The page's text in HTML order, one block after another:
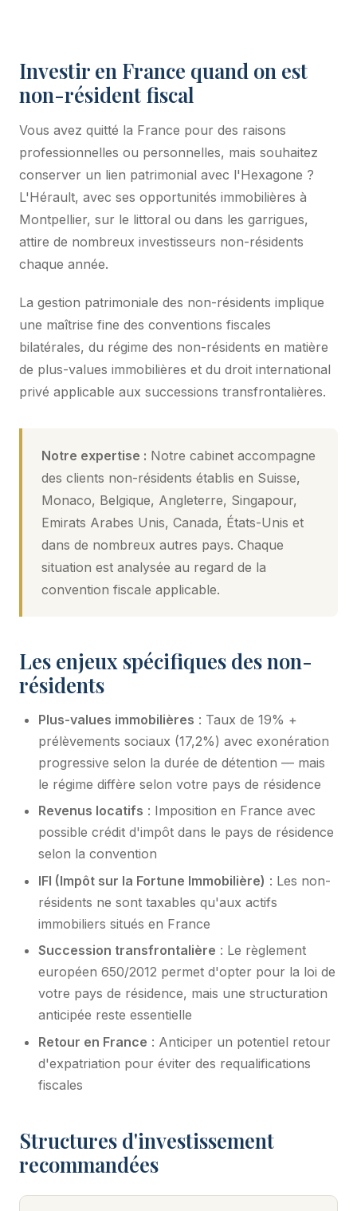
Investir en France quand on est
non-résident fiscal
Vous avez quitté la France pour des raisons
professionnelles ou personnelles, mais souhaitez
conserver un lien patrimonial avec l'Hexagone ?
L'Hérault, avec ses opportunités immobilières à
Montpellier, sur le littoral ou dans les garrigues,
attire de nombreux investisseurs non-résidents
chaque année.
La gestion patrimoniale des non-résidents implique
une maîtrise fine des conventions fiscales
bilatérales, du régime des non-résidents en matière
de plus-values immobilières et du droit international
privé applicable aux successions transfrontalières.
Notre expertise : Notre cabinet accompagne
des clients non-résidents établis en Suisse,
Monaco, Belgique, Angleterre, Singapour,
Emirats Arabes Unis, Canada, États-Unis et
dans de nombreux autres pays. Chaque
situation est analysée au regard de la
convention fiscale applicable.
Les enjeux spécifiques des non-
résidents
Plus-values immobilières : Taux de 19% +
prélèvements sociaux (17,2%) avec exonération
progressive selon la durée de détention — mais
le régime diffère selon votre pays de résidence
Revenus locatifs : Imposition en France avec
possible crédit d'impôt dans le pays de résidence
selon la convention
IFI (Impôt sur la Fortune Immobilière) : Les non-
résidents ne sont taxables qu'aux actifs
immobiliers situés en France
Succession transfrontalière : Le règlement
européen 650/2012 permet d'opter pour la loi de
votre pays de résidence, mais une structuration
anticipée reste essentielle
Retour en France : Anticiper un potentiel retour
d'expatriation pour éviter des requalifications
fiscales
Structures d'investissement
recommandées